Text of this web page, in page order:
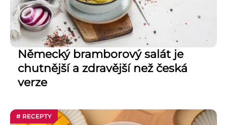
Německý bramborový salát je
chutnější a zdravější než česká
verze
# RECEPTY